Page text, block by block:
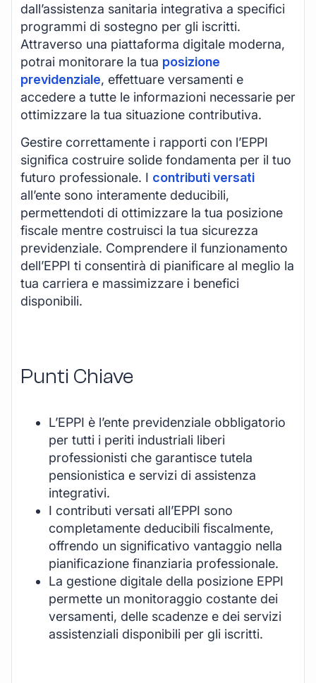
dall’assistenza sanitaria integrativa a specifici
programmi di sostegno per gli iscritti.
Attraverso una piattaforma digitale moderna,
potrai monitorare la tua posizione
previdenziale, effettuare versamenti e
accedere a tutte le informazioni necessarie per
ottimizzare la tua situazione contributiva.
Gestire correttamente i rapporti con l’EPPI
significa costruire solide fondamenta per il tuo
futuro professionale. I contributi versati
all’ente sono interamente deducibili,
permettendoti di ottimizzare la tua posizione
fiscale mentre costruisci la tua sicurezza
previdenziale. Comprendere il funzionamento
dell’EPPI ti consentirà di pianificare al meglio la
tua carriera e massimizzare i benefici
disponibili.
Punti Chiave
L’EPPI è l’ente previdenziale obbligatorio
per tutti i periti industriali liberi
professionisti che garantisce tutela
pensionistica e servizi di assistenza
integrativi.
I contributi versati all’EPPI sono
completamente deducibili fiscalmente,
offrendo un significativo vantaggio nella
pianificazione finanziaria professionale.
La gestione digitale della posizione EPPI
permette un monitoraggio costante dei
versamenti, delle scadenze e dei servizi
assistenziali disponibili per gli iscritti.